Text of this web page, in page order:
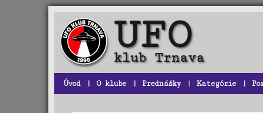
Úvod | O klube | Prednášky | Kategórie |